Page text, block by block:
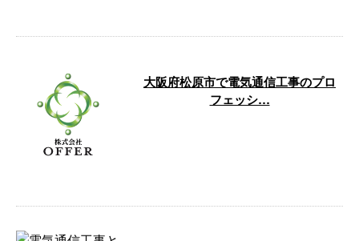
大阪府松原市で電気通信工事のプロ
フェッシ…